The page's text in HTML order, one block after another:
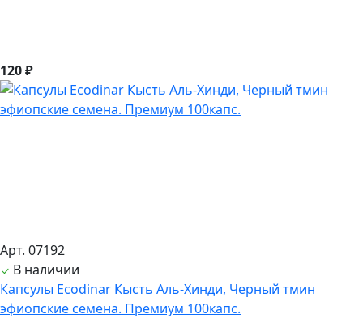
120 ₽
Арт. 07192
В наличии
Капсулы Ecodinar Кысть Аль-Хинди, Черный тмин
эфиопские семена. Премиум 100капс.